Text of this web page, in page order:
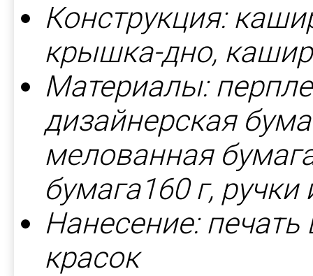
Конструкция:
крышка-дно,
Материалы:
дизайнерская
мелованная
бумага160 г,
Нанесение:
красок